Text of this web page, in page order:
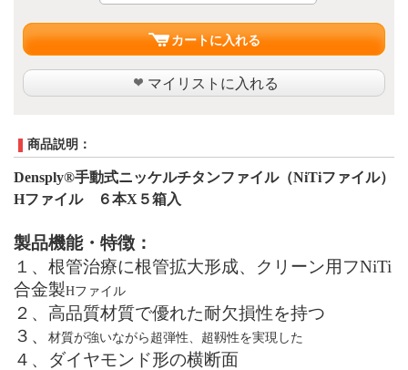
カートに入れる
マイリストに入れる
商品説明：
Densply®手動式ニッケルチタンファイル（NiTiファイル）
Hファイル６本X ５箱入
製品機能・特徴：
１、根管治療に根管拡大形成、クリーン用フNiTi
合金製Hフ ァイル
２、高品質材質で優れた耐欠損性を持つ
３、
材質が強いながら 超弾性、超靱性を実現した
４、ダイヤモンド形の横断面